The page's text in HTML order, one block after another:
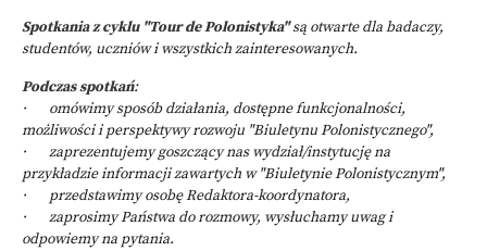
Spotkania z cyklu "Tour de Polonistyka"są otwarte dla badaczy,
studentów, uczniów i wszystkich zainteresowanych.
Podczas spotkań:
· omówimy sposób działania, dostępne funkcjonalności,
możliwości i perspektywy rozwoju "Biuletynu Polonistycznego",
· zaprezentujemy goszczący nas wydział/instytucję na
przykładzie informacji zawartych w "Biuletynie Polonistycznym",
· przedstawimy osobę Redaktora-koordynatora,
· zaprosimy Państwa do rozmowy, wysłuchamy uwag i
odpowiemy na pytania.